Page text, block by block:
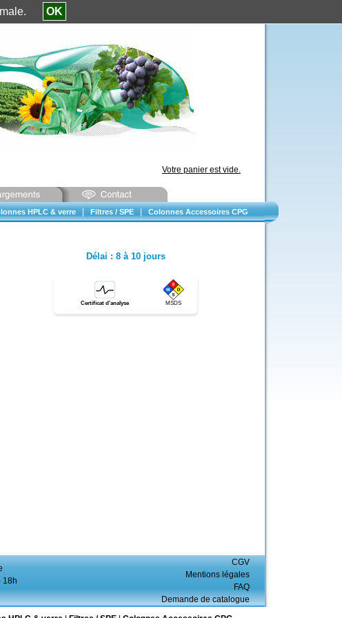
compte
Votre panier est vide.
HPLC & verre Filtres / SPE Colonnes Accessoires CPG
Délai : 8 à 10 jours
Certificat d'analyse MSDS
18h
CGV
Mentions légales
FAQ
Demande de catalogue
OK